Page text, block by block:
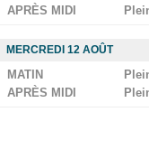
APRÈS MIDI
MERCREDI 12 AOÛT
MATIN
APRÈS MIDI